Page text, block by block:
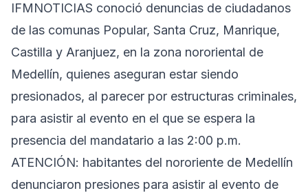
IFMNOTICIAS conoció denuncias de ciudadanos
de las comunas Popular, Santa Cruz, Manrique,
Castilla y Aranjuez, en la zona nororiental de
Medellín, quienes aseguran estar siendo
presionados, al parecer por estructuras criminales,
para asistir al evento en el que se espera la
presencia del mandatario a las 2:00 p.m.
ATENCIÓN: habitantes del nororiente de Medellín
denunciaron presiones para asistir al evento de